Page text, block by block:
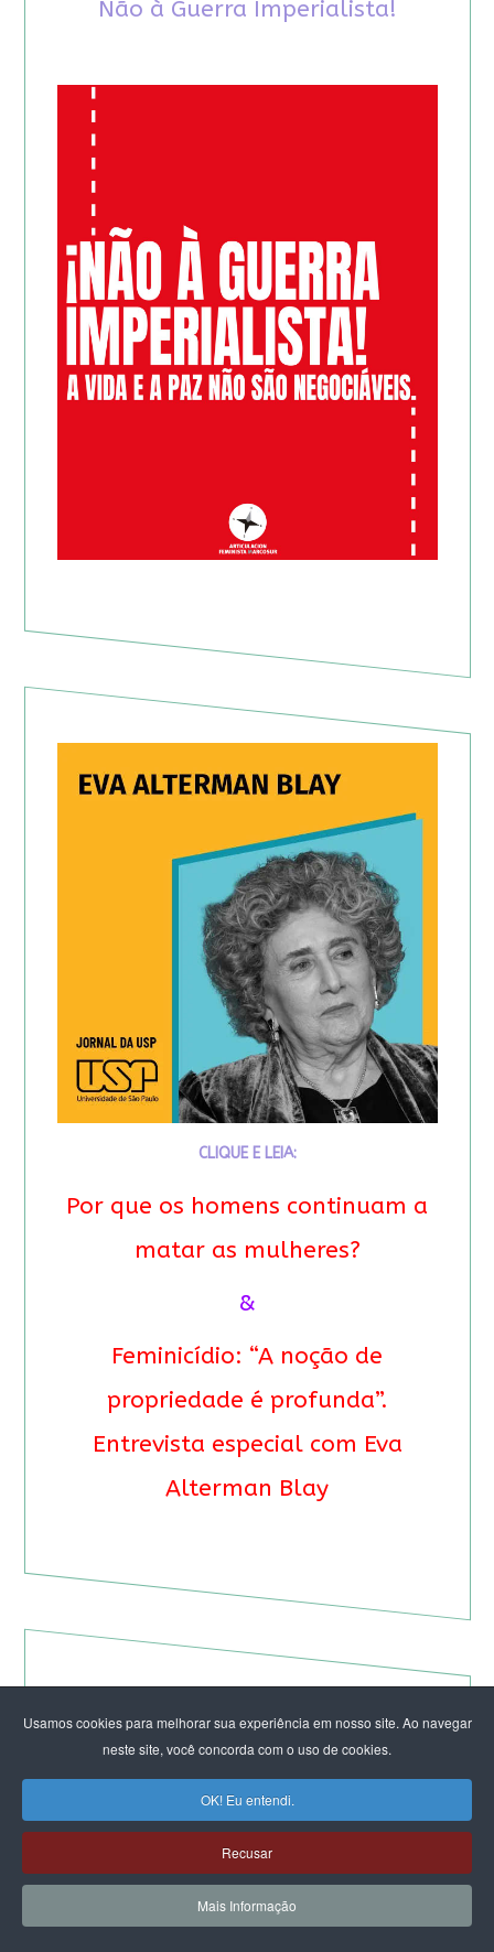
Usamos cookies para melhorar sua experiência em nosso site. Ao navegar
neste site, você concorda com o uso de cookies.
OK! Eu entendi.
Recusar
Mais Informação
Não à Guerra Imperialista!
CLIQUE E LEIA:
Por que os homens continuam a
matar as mulheres?
&
Feminicídio: “A noção de
propriedade é profunda”.
Entrevista especial com Eva
Alterman Blay